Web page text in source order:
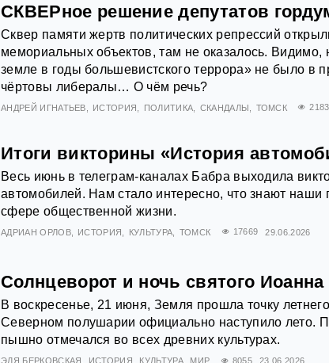
СКВЕРное решение депутатов
Сквер памяти жертв политических репрессий
мемориальных объектов, там не оказалось. Видимо,
земле в годы большевистского террора» не было в
чёртовы либералы… О чём речь?
АНДРЕЙ ИГНАТЬЕВ ИСТОРИЯ ПОЛИТИКА СКАНДАЛЫ ТОМСК
Итоги викторины «История
Весь июнь в телеграм‑каналах Бабра выходила
автомобилей. Нам стало интересно, что знают наши
сфере общественной жизни.
АДРИАН ОРЛОВ ИСТОРИЯ КУЛЬТУРА ТОМСК 17669 29.06.2026
Солнцеворот и ночь святого Иоанна
В воскресенье, 21 июня, Земля прошла точку
Северном полушарии официально наступило лето.
пышно отмечался во всех древних культурах.
ЭЛЯ БЕРКОВСКАЯ ИСТОРИЯ КУЛЬТУРА МИР 8055 23.06.2026